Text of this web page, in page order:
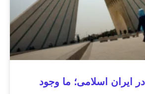
در ایران اسلامی؛ ما وجود